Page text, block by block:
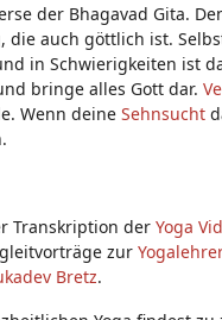
der Bhagavad Gita.
die auch göttlich ist.
in Schwierigkeiten ist
bringe alles Gott dar.
Wenn deine Sehnsucht
Transkription der Yoga
zur
Bretz.